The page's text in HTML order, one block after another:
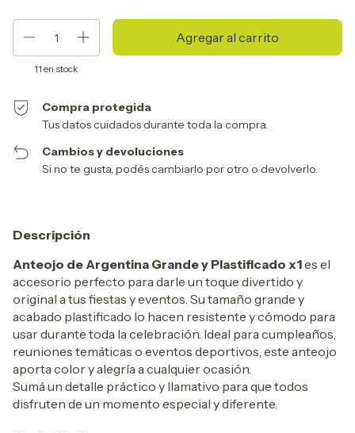
11 en stock
Compra protegida
Tus datos cuidados durante toda la compra.
Cambios y devoluciones
Si no te gusta, podés cambiarlo por otro o devolverlo.
Descripción
Anteojo de Argentina Grande y Plastificado x1es el
accesorio perfecto para darle un toque divertido y
original a tus fiestas y eventos. Su tamaño grande y
acabado plastificado lo hacen resistente y cómodo para
usar durante toda la celebración. Ideal para cumpleaños,
reuniones temáticas o eventos deportivos, este anteojo
aporta color y alegría a cualquier ocasión.
Sumá un detalle práctico y llamativo para que todos
disfruten de un momento especial y diferente.